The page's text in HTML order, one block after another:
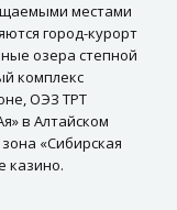
местами
город-курорт
озера степной
комплекс
ОЭЗ ТРТ
в Алтайском
«Сибирская
казино.